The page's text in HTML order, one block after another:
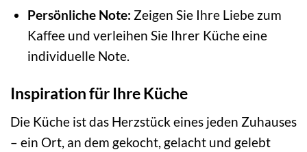
Persönliche Note: Zeigen Sie Ihre Liebe zum
Kaffee und verleihen Sie Ihrer Küche eine
individuelle Note.
Inspiration für Ihre Küche
Die Küche ist das Herzstück eines jeden Zuhauses
– ein Ort, an dem gekocht, gelacht und gelebt